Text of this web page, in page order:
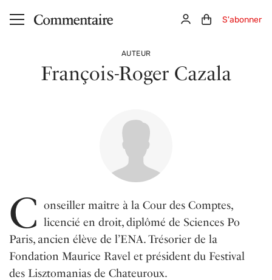
Aller au contenu principal ConnexionPanier (0)
S'abonner
AUTEUR
François-Roger Cazala
C onseiller maître à la Cour des Comptes,
licencié en droit, diplômé de Sciences Po
Paris, ancien élève de l’ENA. Trésorier de la
Fondation Maurice Ravel et président du Festival
des Lisztomanias de Chateuroux.